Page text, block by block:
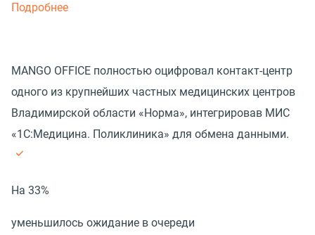
Подробнее
MANGO OFFICE полностью оцифровал контакт-центр
одного из крупнейших частных медицинских центров
Владимирской области «Норма», интегрировав МИС
«1С:Медицина. Поликлиника» для обмена данными.
На 33%
уменьшилось ожидание в очереди